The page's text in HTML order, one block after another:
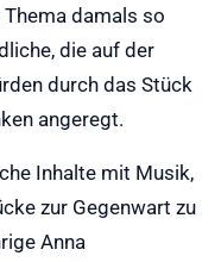
damals so
die auf der
durch das Stück
angeregt.
Inhalte mit Musik,
zur Gegenwart zu
Anna